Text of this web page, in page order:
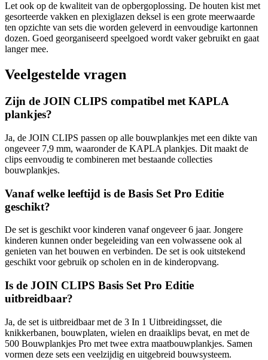
Let ook op de kwaliteit van de opbergoplossing. De houten kist met
gesorteerde vakken en plexiglazen deksel is een grote meerwaarde
ten opzichte van sets die worden geleverd in eenvoudige kartonnen
dozen. Goed georganiseerd speelgoed wordt vaker gebruikt en gaat
langer mee.
Veelgestelde vragen
Zijn de JOIN CLIPS compatibel met KAPLA
plankjes?
Ja, de JOIN CLIPS passen op alle bouwplankjes met een dikte van
ongeveer 7,9 mm, waaronder de KAPLA plankjes. Dit maakt de
clips eenvoudig te combineren met bestaande collecties
bouwplankjes.
Vanaf welke leeftijd is de Basis Set Pro Editie
geschikt?
De set is geschikt voor kinderen vanaf ongeveer 6 jaar. Jongere
kinderen kunnen onder begeleiding van een volwassene ook al
genieten van het bouwen en verbinden. De set is ook uitstekend
geschikt voor gebruik op scholen en in de kinderopvang.
Is de JOIN CLIPS Basis Set Pro Editie
uitbreidbaar?
Ja, de set is uitbreidbaar met de 3 In 1 Uitbreidingsset, die
knikkerbanen, bouwplaten, wielen en draaiklips bevat, en met de
500 Bouwplankjes Pro met twee extra maatbouwplankjes. Samen
vormen deze sets een veelzijdig en uitgebreid bouwsysteem.